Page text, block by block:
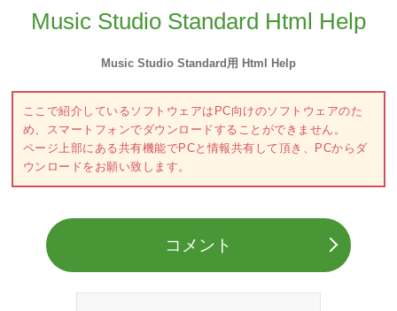
Music Studio Standard Html Help
Music Studio Standard用 Html Help
ここで紹介しているソフトウェアはPC向けのソフトウェアのた
め、スマートフォンでダウンロードすることができません。
ページ上部にある共有機能でPCと情報共有して頂き、PCからダ
ウンロードをお願い致します。
コメント